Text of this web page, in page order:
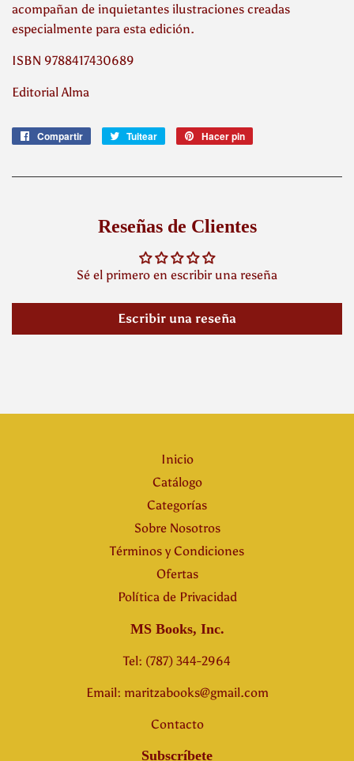
acompañan de inquietantes ilustraciones creadas
especialmente para esta edición.
ISBN 9788417430689
Editorial Alma
Compartir
CompartirTuitear
Tuitear Hacer pin
Reseñas de Clientes
Sé el primero en escribir una reseña
Escribir una reseña
Inicio
Catálogo
Categorías
Sobre Nosotros
Términos y Condiciones
Ofertas
Política de Privacidad
MS Books, Inc.
Tel: (787) 344-2964
Email: maritzabooks@gmail.com
Contacto
Subscríbete